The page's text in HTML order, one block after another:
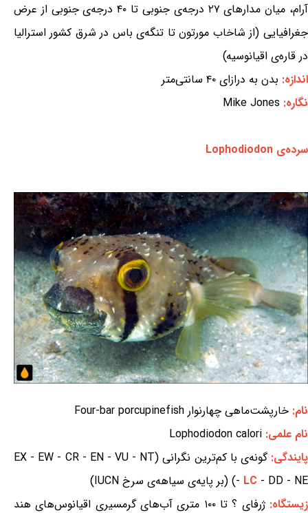
آرام، میان مدارهای ۲۷ درجه‌ی جنوبی تا ۴۰ درجه‌ی جنوبی از عرض
جغرافیایی (از شاخاب مورتون تا تنگه‌ی باس در شرق کشور استرالیا
در قاره‌ی اقیانوسیه)
اندازه: بدن به درازای ۴۰ سانتی‌متر
نگاره: Mike Jones
سرده‌ی Lophodiodon
نام: خارپشت‌ماهی چهارنوار Four-bar porcupinefish
نام علمی: Lophodiodon calori
پایندگی:
گونه‌ی با کم‌ترین نگرانی (EX - EW - CR - EN - VU - NT
- LC - DD - NE) (بر پایه‌ی سیاهه‌ی سرخ IUCN)
زیستگاه:
ژرفای ؟ تا ۱۰۰ متری آب‌های گرمسیری اقیانوس‌های هند